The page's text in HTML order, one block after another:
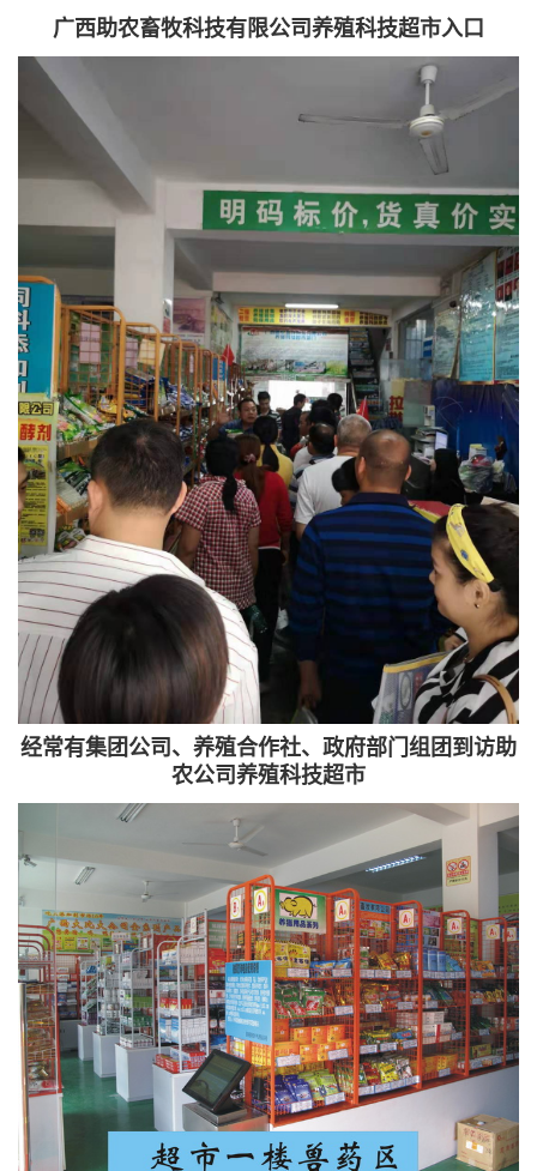
广西助农畜牧科技有限公司养殖科技超市入口
经常有集团公司、养殖合作社、政府部门组团到访助
农公司养殖科技超市